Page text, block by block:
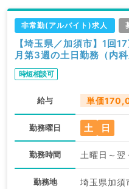
非常勤(アルバイト)求人
【埼玉県／加須市】1回
月第3週の土日勤務（内科
時短相談可
給与 単価
勤務曜日 土 日
勤務時間 土曜日～
勤務地 埼玉県加須